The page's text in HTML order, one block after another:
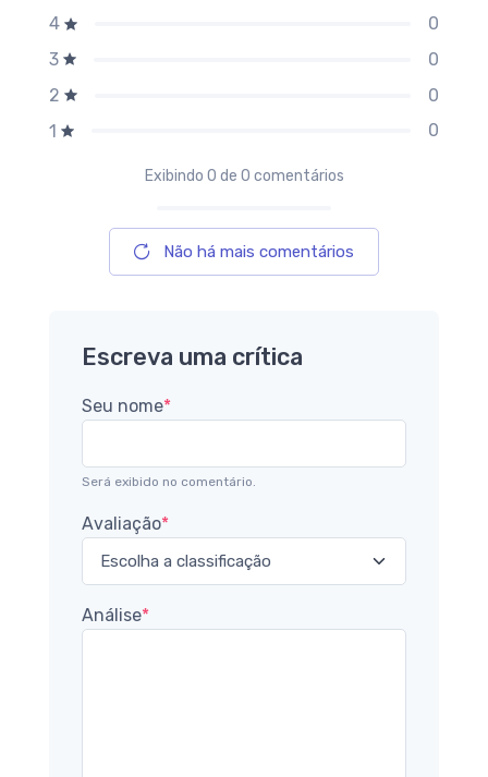
4
0
3
0
2
0
1
0
Exibindo 0 de 0 comentários
Não há mais comentários
Escreva uma crítica
Seu nome*
Será exibido no comentário.
Avaliação*
Análise*